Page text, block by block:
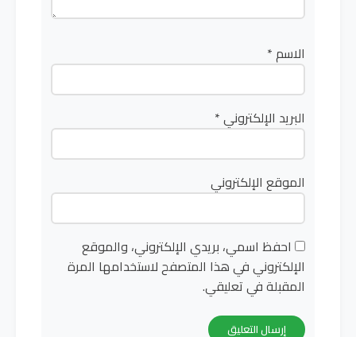
الاسم*
البريد الإلكتروني*
الموقع الإلكتروني
احفظ اسمي، بريدي الإلكتروني، والموقع
الإلكتروني في هذا المتصفح لاستخدامها المرة
المقبلة في تعليقي.